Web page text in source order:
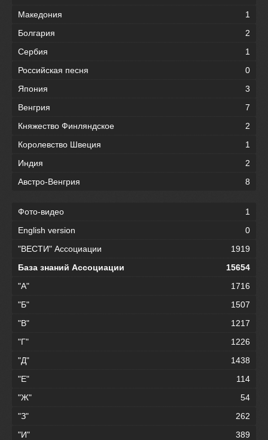
Македония
1
Болгария
2
Сербия
1
Российская песня
0
Япония
3
Венгрия
7
Княжество Финляндское
2
Королевство Швеция
1
Индия
2
Австро-Венгрия
8
Фото-видео
1
English version
0
"ВЕСТИ" Ассоциации
1919
База знаний Ассоциации
15654
"А"
1716
"Б"
1507
"В"
1217
"Г"
1226
"Д"
1438
"Е"
114
"Ж"
54
"З"
262
"И"
389